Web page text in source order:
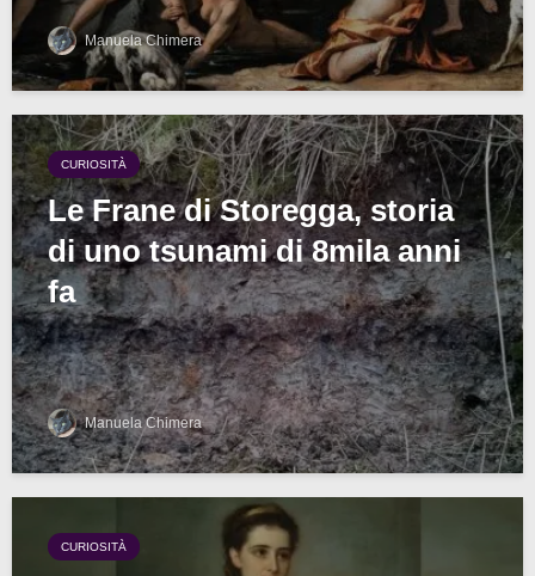
Manuela Chimera
CURIOSITÀ
Le Frane di Storegga, storia
di uno tsunami di 8mila anni
fa
Manuela Chimera
CURIOSITÀ